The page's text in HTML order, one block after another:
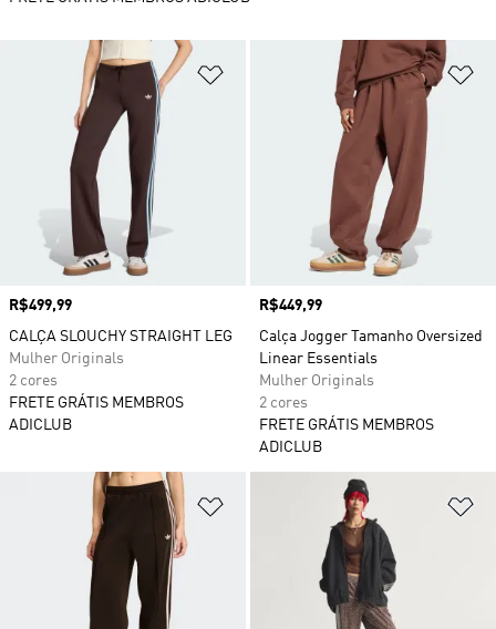
Adicionar à Lista de Desejos
Preço
R$499,99
CALÇA SLOUCHY STRAIGHT LEG
Mulher Originals
2 cores
FRETE GRÁTIS MEMBROS
ADICLUB
Preço
R$449,99
Calça Jogger Tamanho Oversized
Linear Essentials
Mulher Originals
2 cores
FRETE GRÁTIS MEMBROS
ADICLUB
Adicionar à Lista de Desejos